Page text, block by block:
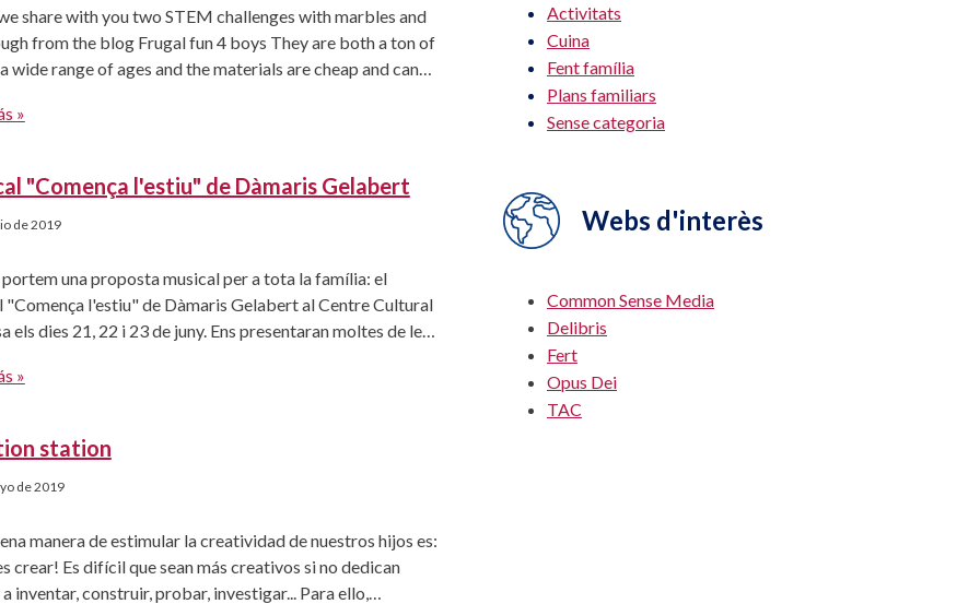
share with you two STEM challenges with marbles and
from the blog Frugal fun 4 boys They are both a ton of
wide range of ages and the materials are cheap and can
Perfect […]
»
"Comença l'estiu" de Dàmaris Gelabert
de 2019
portem una proposta musical per a tota la família: el
"Comença l'estiu" de Dàmaris Gelabert al Centre Cultural
els dies 21, 22 i 23 de juny. Ens presentaran moltes de les
a l’escola: Bon dia!, Els dies de la […]
»
station
de 2019
manera de estimular la creatividad de nuestros hijos es:
crear! Es difícil que sean más creativos si no dedican
inventar, construir, probar, investigar... Para ello,
Activitats
Cuina
Fent família
Plans familiars
Sense categoria
Webs d'interès
Common Sense Media
Delibris
Fert
Opus Dei
TAC